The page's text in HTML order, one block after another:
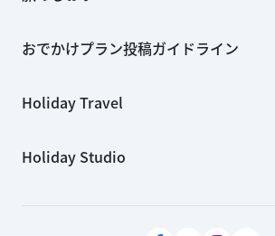
おでかけプラン投稿ガイドライン
Holiday Travel
Holiday Studio